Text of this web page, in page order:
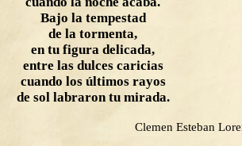
Bajo la tempestad
de la tormenta,
en tu figura delicada,
entre las dulces caricias
cuando los últimos rayos
de sol labraron tu mirada.
Clemen Esteban